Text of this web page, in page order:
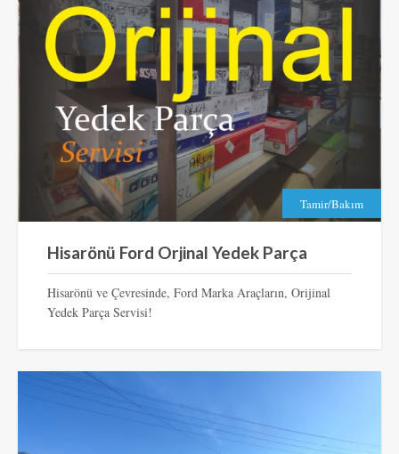
Tamir/Bakım
Hisarönü Ford Orjinal Yedek Parça
Hisarönü ve Çevresinde, Ford Marka Araçların, Orijinal
Yedek Parça Servisi!